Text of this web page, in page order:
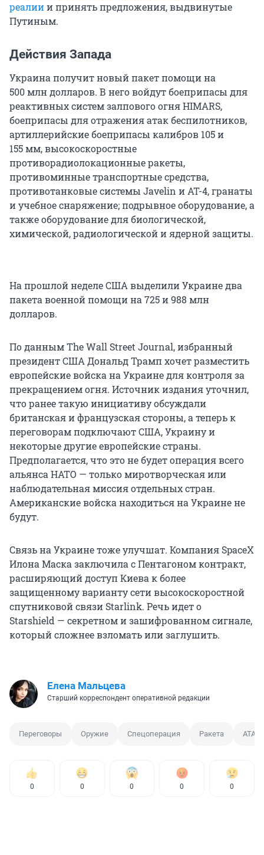
реалиии принять предложения, выдвинутые
Путиным.
Действия Запада
Украина получит новый пакет помощи на
500 млн долларов. В него войдут боеприпасы для
реактивных систем залпового огня HIMARS,
боеприпасы для отражения атак беспилотников,
артиллерийские боеприпасы калибров 105 и
155 мм, высокоскоростные
противорадиолокационные ракеты,
противоминные транспортные средства,
противотанковые системы Javelin и AT-4, гранаты
и учебное снаряжение; подрывное оборудование, а
также оборудование для биологической,
химической, радиологической и ядерной защиты.
На прошлой неделе США выделили Украине два
пакета военной помощи на 725 и 988 млн
долларов.
По данным The Wall Street Journal, избранный
президент США Дональд Трамп хочет разместить
европейские войска на Украине для контроля за
прекращением огня. Источник издания уточнил,
что ранее такую инициативу обсуждали
британская и французская стороны, а теперь к
переговорам подключают США, Украину и
некоторые другие европейские страны.
Предполагается, что это не будет операция всего
альянса НАТО — только миротворческая или
наблюдательная миссия отдельных стран.
Американские войска находиться на Украине не
будут.
Связь на Украине тоже улучшат. Компания SpaceX
Илона Маска заключила с Пентагоном контракт,
расширяющий доступ Киева к более
защищенному варианту сети высокоскоростной
спутниковой связи Starlink. Речь идет о
Starshield — секретном и зашифрованном сигнале,
который сложнее взломать или заглушить.
Елена Мальцева
Старший корреспондент оперативной редакции
Переговоры Оружие Спецоперация Ракета
0 0 0 0 0